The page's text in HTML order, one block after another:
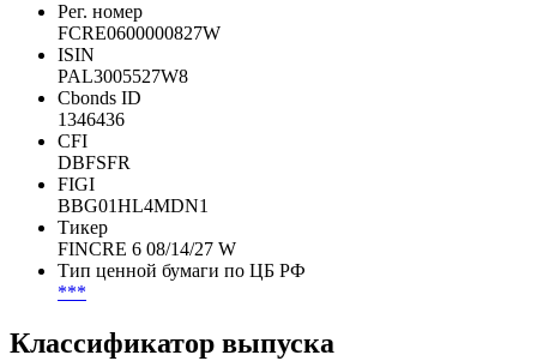
Рег. номер
FCRE0600000827W
ISIN
PAL3005527W8
Cbonds ID
1346436
CFI
DBFSFR
FIGI
BBG01HL4MDN1
Тикер
FINCRE 6 08/14/27 W
Тип ценной бумаги по ЦБ РФ
***
Классификатор выпуска